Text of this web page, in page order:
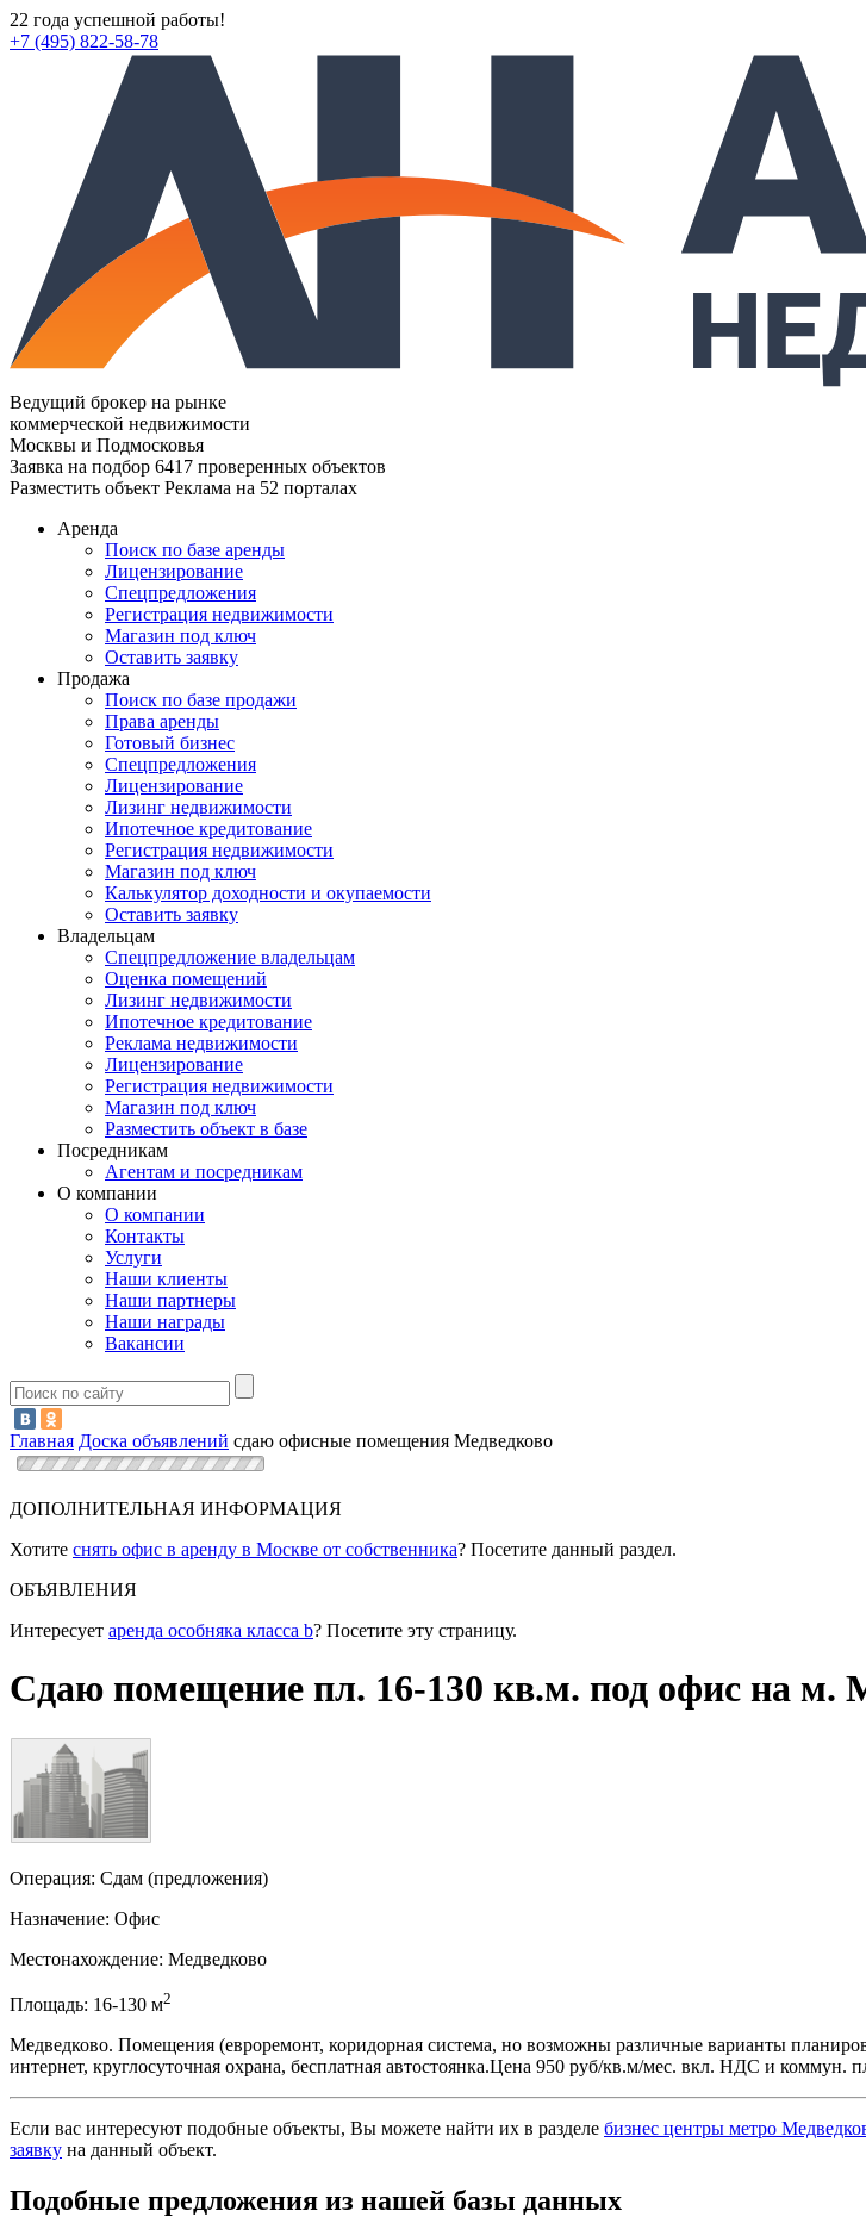
22 года успешной работы!
+7 (495) 822-58-78
Ведущий брокер на рынке
коммерческой недвижимости
Москвы и Подмосковья
Заявка на подбор 6417 проверенных объектов
Разместить объект Реклама на 52 порталах
Аренда
Поиск по базе аренды
Лицензирование
Спецпредложения
Регистрация недвижимости
Магазин под ключ
Оставить заявку
Продажа
Поиск по базе продажи
Права аренды
Готовый бизнес
Спецпредложения
Лицензирование
Лизинг недвижимости
Ипотечное кредитование
Регистрация недвижимости
Магазин под ключ
Калькулятор доходности и окупаемости
Оставить заявку
Владельцам
Спецпредложение владельцам
Оценка помещений
Лизинг недвижимости
Ипотечное кредитование
Реклама недвижимости
Лицензирование
Регистрация недвижимости
Магазин под ключ
Разместить объект в базе
Посредникам
Агентам и посредникам
О компании
О компании
Контакты
Услуги
Наши клиенты
Наши партнеры
Наши награды
Вакансии
Главная Доска объявлений сдаю офисные помещения Медведково
ДОПОЛНИТЕЛЬНАЯ ИНФОРМАЦИЯ
Хотите снять офис в аренду в Москве от собственника? Посетите данный раздел.
ОБЪЯВЛЕНИЯ
Интересует аренда особняка класса b? Посетите эту страницу.
Сдаю помещение пл. 16-130 кв.м. под офис на м.
Операция: Сдам (предложения)
Назначение: Офис
Местонахождение: Медведково
Площадь: 16-130 м2
Медведково. Помещения (евроремонт, коридорная система, но возможны различные варианты
интернет, круглосуточная охрана, бесплатная автостоянка.Цена 950 руб/кв.м/мес. вкл. НДС и
Если вас интересуют подобные объекты, Вы можете найти их в разделе бизнес центры метро
заявку на данный объект.
Подобные предложения из нашей базы данных